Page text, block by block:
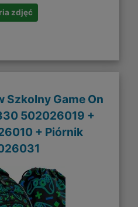
zdjęć
Szkolny Game On
502026019 +
+ Piórnik